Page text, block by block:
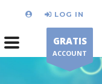
LOG IN
GRATIS
ACCOUNT